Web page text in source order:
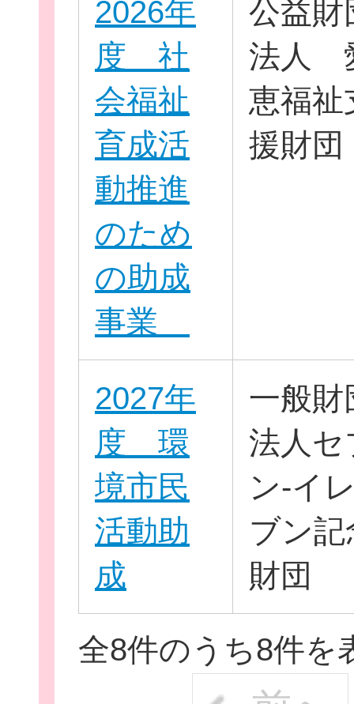
2026年
度 社
会福祉
育成活
動推進
のため
の助成
事業
公益財
法人
恵福祉
援財団
2027年
度 環
境市民
活動助
成
一般財
法人セ
ン-イ
ブン記
財団
全8件のうち8件を